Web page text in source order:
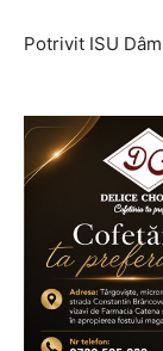
Potrivit ISU